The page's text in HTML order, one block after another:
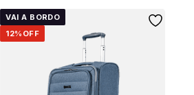
VAI A BORDO
12% OFF